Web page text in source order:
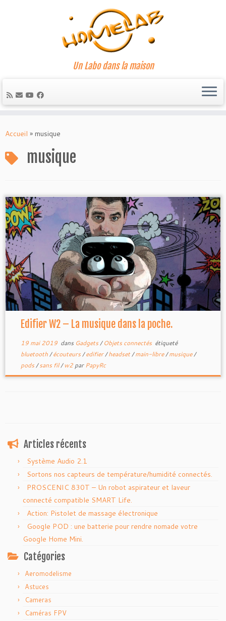
au
Un Labo dans la maison
Accueil » musique
musique
Edifier W2 – La musique dans la poche.
19 mai 2019dans Gadgets/Objets connectés étiqueté
bluetooth/écouteurs/edifier/headset/main-libre/musique/
pods/sans fil/w2 parPapyRc
Articles récents
Système Audio 2.1
Sortons nos capteurs de température/humidité connectés.
PROSCENIC 830T – Un robot aspirateur et laveur
connecté compatible SMART Life.
Action: Pistolet de massage électronique
Google POD : une batterie pour rendre nomade votre
Google Home Mini.
Catégories
Aeromodelisme
Astuces
Cameras
Caméras FPV